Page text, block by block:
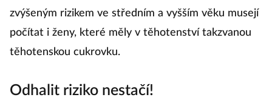
zvýšeným rizikem ve středním a vyšším věku musejí
počítat i ženy, které měly v těhotenství takzvanou
těhotenskou cukrovku.
Odhalit riziko nestačí!